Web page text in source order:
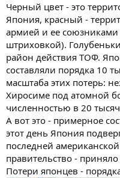
Черный цвет - это
Япония, красный -
армией и ее
штриховкой).
район действия ТОФ.
составляли порядка 10
масштаба этих потерь:
Хиросиме под атомной
численностью в 20
А вот это - примерное
этот день Япония
последней
правительство -
Потери японцев -